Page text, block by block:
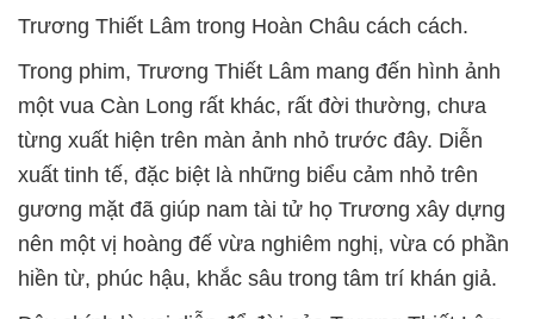
Trương Thiết Lâm trong Hoàn Châu cách cách.
Trong phim, Trương Thiết Lâm mang đến hình ảnh
một vua Càn Long rất khác, rất đời thường, chưa
từng xuất hiện trên màn ảnh nhỏ trước đây. Diễn
xuất tinh tế, đặc biệt là những biểu cảm nhỏ trên
gương mặt đã giúp nam tài tử họ Trương xây dựng
nên một vị hoàng đế vừa nghiêm nghị, vừa có phần
hiền từ, phúc hậu, khắc sâu trong tâm trí khán giả.